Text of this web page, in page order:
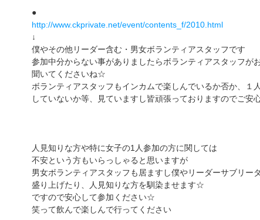
●
http://www.ckprivate.net/event/contents_f/2010.html
↓
僕やその他リーダー含む・男女ボランティアスタッフです
参加中分からない事がありましたらボランティアスタッフが
聞いてくださいね☆
ボランティアスタッフもインカムで楽しんでいるか否か、１
していないか等、見ていますし皆頑張っておりますのでご安
人見知りな方や特に女子の1人参加の方に関しては
不安という方もいらっしゃると思いますが
男女ボランティアスタッフも居ますし僕やリーダーサブリー
盛り上げたり、人見知りな方を馴染ませます☆
ですので安心して参加ください☆
笑って飲んで楽しんで行ってください